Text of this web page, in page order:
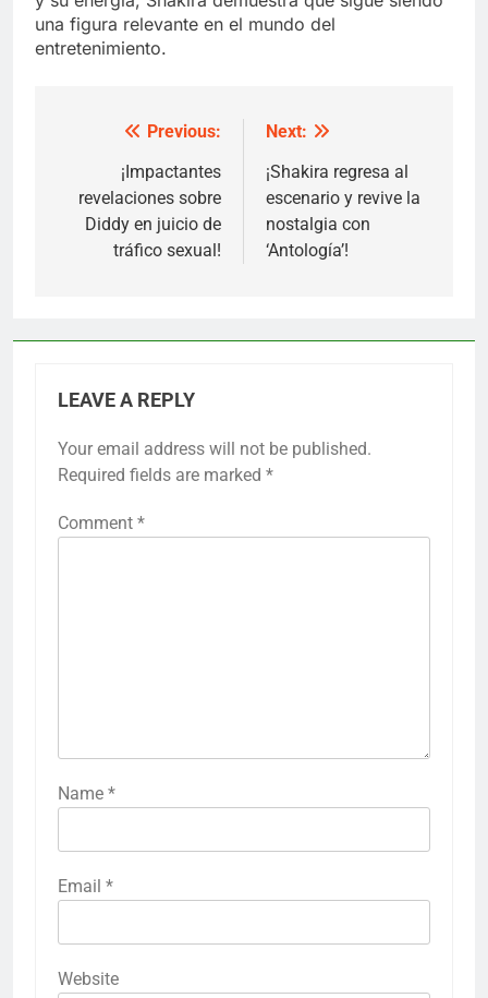
una figura relevante en el mundo del
entretenimiento.
navigation
Previous:
¡Impactantes
revelaciones sobre
Diddy en juicio de
tráfico sexual!
Next:
¡Shakira regresa al
escenario y revive la
nostalgia con
‘Antología’!
LEAVE A REPLY
Your email address will not be published.
Required fields are marked *
Comment *
Name *
Email *
Website